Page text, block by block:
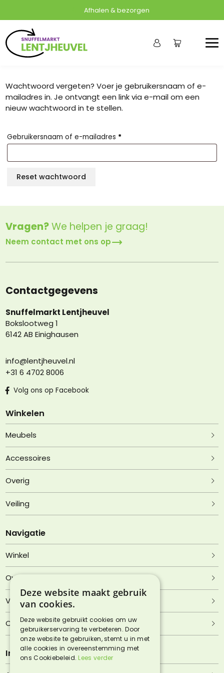
Afhalen & bezorgen
Wachtwoord vergeten? Voer je gebruikersnaam of e-
mailadres in. Je ontvangt een link via e-mail om een
nieuw wachtwoord in te stellen.
Gebruikersnaam of e-mailadres *
Reset wachtwoord
Vragen?We helpen je graag!
Neem contact met ons op
Contactgegevens
Snuffelmarkt Lentjheuvel
Bokslootweg 1
6142 AB Einighausen
info@lentjheuvel.nl
+31 6 4702 8006
Volg ons op Facebook
Winkelen
Meubels
Accessoires
Overig
Veiling
Navigatie
Winkel
Over Lentjheuvel
Veelgestelde vragen
Contact
Informatie
Deze website maakt gebruik
van cookies.
Deze website gebruikt cookies om uw
gebruikerservaring te verbeteren. Door
onze website te gebruiken, stemt u in met
alle cookies in overeenstemming met
ons Cookiebeleid. Lees verder